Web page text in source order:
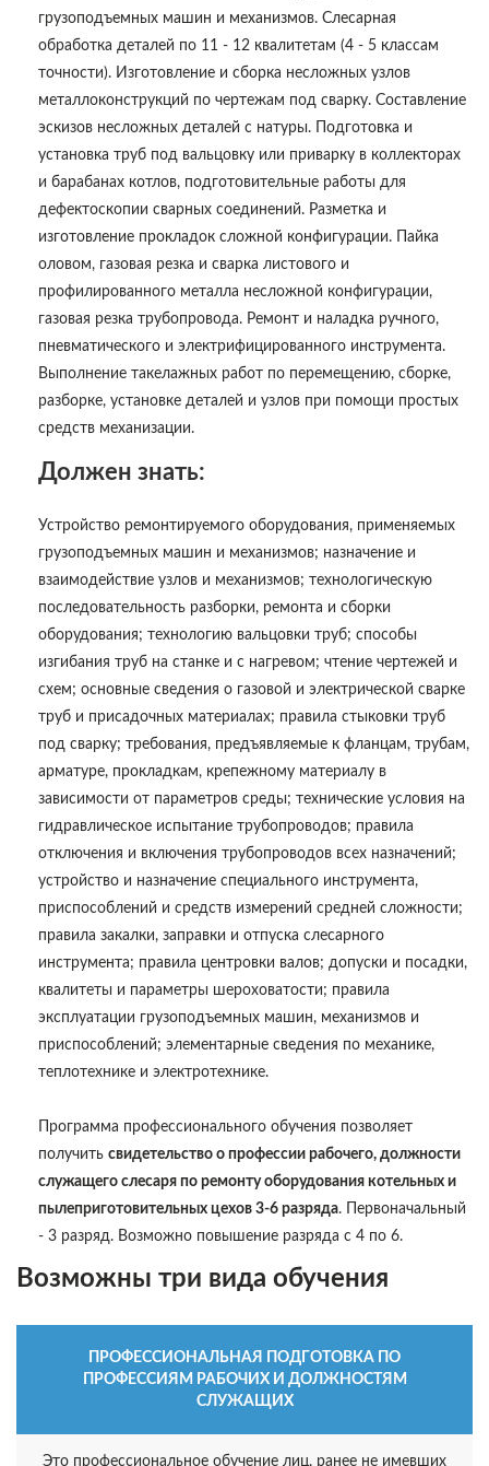
грузоподъемных машин и механизмов. Слесарная
обработка деталей по 11 - 12 квалитетам (4 - 5 классам
точности). Изготовление и сборка несложных узлов
металлоконструкций по чертежам под сварку. Составление
эскизов несложных деталей с натуры. Подготовка и
установка труб под вальцовку или приварку в коллекторах
и барабанах котлов, подготовительные работы для
дефектоскопии сварных соединений. Разметка и
изготовление прокладок сложной конфигурации. Пайка
оловом, газовая резка и сварка листового и
профилированного металла несложной конфигурации,
газовая резка трубопровода. Ремонт и наладка ручного,
пневматического и электрифицированного инструмента.
Выполнение такелажных работ по перемещению, сборке,
разборке, установке деталей и узлов при помощи простых
средств механизации.
Должен знать:
Устройство ремонтируемого оборудования, применяемых
грузоподъемных машин и механизмов; назначение и
взаимодействие узлов и механизмов; технологическую
последовательность разборки, ремонта и сборки
оборудования; технологию вальцовки труб; способы
изгибания труб на станке и с нагревом; чтение чертежей и
схем; основные сведения о газовой и электрической сварке
труб и присадочных материалах; правила стыковки труб
под сварку; требования, предъявляемые к фланцам, трубам,
арматуре, прокладкам, крепежному материалу в
зависимости от параметров среды; технические условия на
гидравлическое испытание трубопроводов; правила
отключения и включения трубопроводов всех назначений;
устройство и назначение специального инструмента,
приспособлений и средств измерений средней сложности;
правила закалки, заправки и отпуска слесарного
инструмента; правила центровки валов; допуски и посадки,
квалитеты и параметры шероховатости; правила
эксплуатации грузоподъемных машин, механизмов и
приспособлений; элементарные сведения по механике,
теплотехнике и электротехнике.
Программа профессионального обучения позволяет
получить свидетельство о профессии рабочего, должности
служащего слесаря по ремонту оборудования котельных и
пылеприготовительных цехов 3-6 разряда. Первоначальный
- 3 разряд. Возможно повышение разряда с 4 по 6.
Возможны три вида обучения
ПРОФЕССИОНАЛЬНАЯ ПОДГОТОВКА ПО
ПРОФЕССИЯМ РАБОЧИХ И ДОЛЖНОСТЯМ
СЛУЖАЩИХ
Это профессиональное обучение лиц, ранее не имевших